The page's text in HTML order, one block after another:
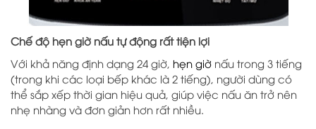
Chế độ hẹn giờ nấu tự động rất tiện lợi
Với khả năng định dạng 24 giờ, hẹn giờ nấu trong 3 tiếng
(trong khi các loại bếp khác là 2 tiếng), người dùng có
thể sắp xếp thời gian hiệu quả, giúp việc nấu ăn trở nên
nhẹ nhàng và đơn giản hơn rất nhiều.